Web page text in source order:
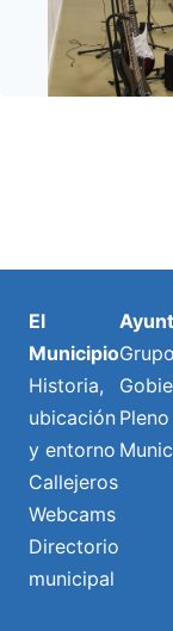
El
Municipio
Historia,
ubicación
y entorno
Callejeros
Webcams
Directorio
municipal
Pleno